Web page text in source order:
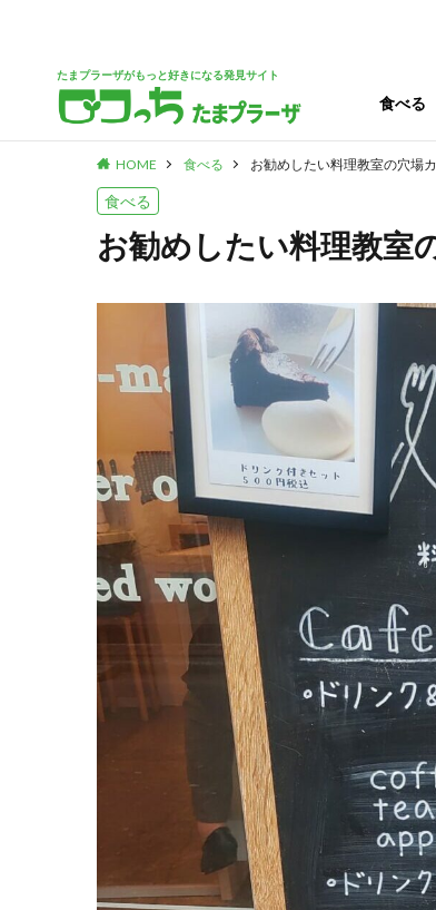
たまプラーザがもっと好きになる発見サイト
食べる
パン
スイーツ
ランチ
カフェ
HOME 食べる お勧めしたい料理教室の穴場
食べる
お勧めしたい料理教室